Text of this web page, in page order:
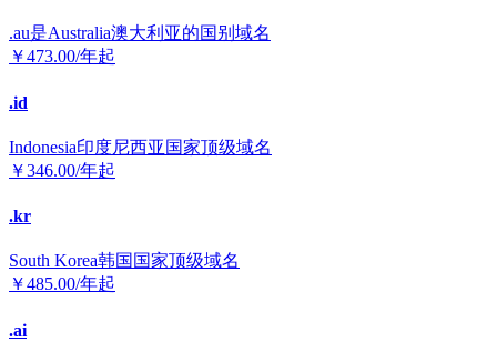
.au是Australia澳大利亚的国别域名
￥473.00/年起
.id
Indonesia印度尼西亚国家顶级域名
￥346.00/年起
.kr
South Korea韩国国家顶级域名
￥485.00/年起
.ai